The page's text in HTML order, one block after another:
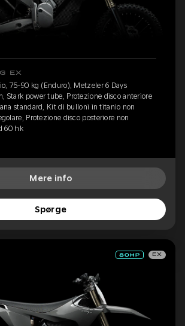
EX
75-90 kg (Enduro), Metzeler 6 Days
Stark power tube, Protezione disco anteriore
standard, Kit di bulloni in titanio non
Protezione disco posteriore non
60 hk
Mere info
Spørge
EX